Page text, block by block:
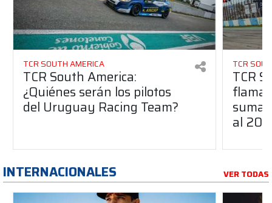
TCR SOUTH AMERICA
TCR South America:
¿Quiénes serán los pilotos
del Uruguay Racing Team?
TCR
TCR
suma
al
INTERNACIONALES VER TODAS